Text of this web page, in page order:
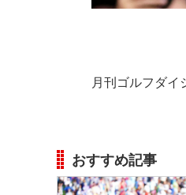
月刊ゴルフダイ
おすすめ記事